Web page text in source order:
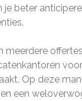
je beter
meerdere
Op deze
een